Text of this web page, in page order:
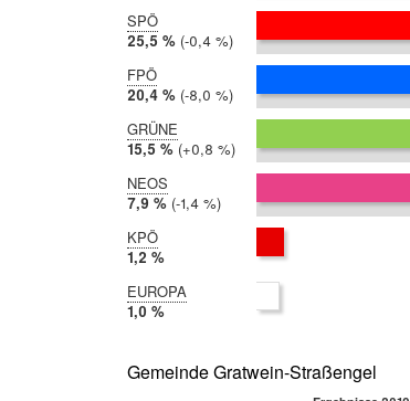
SPÖ
2019:
25,5 %
2014:
25,9 %
Differenz:
-0,4 %
FPÖ
2019:
20,4 %
2014:
28,4 %
Differenz:
-8,0 %
GRÜNE
2019:
15,5 %
2014:
14,7 %
Differenz:
+0,8 %
NEOS
2019:
7,9 %
2014:
9,3 %
Differenz:
-1,4 %
KPÖ
2019:
1,2 %
nicht
teilgenommen
EUROPA
2019:
1,0 %
teilgenommen
Gemeinde Gratwein-Straßengel